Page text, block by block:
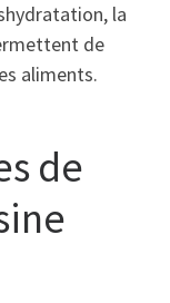
la
de
aliments.
de